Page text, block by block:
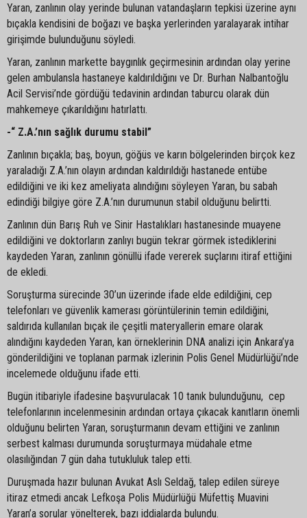
Yaran, zanlının olay yerinde bulunan vatandaşların tepkisi üzerine aynı
bıçakla kendisini de boğazı ve başka yerlerinden yaralayarak intihar
girişimde bulunduğunu söyledi.
Yaran, zanlının markette baygınlık geçirmesinin ardından olay yerine
gelen ambulansla hastaneye kaldırıldığını ve Dr. Burhan Nalbantoğlu
Acil Servisi’nde gördüğü tedavinin ardından taburcu olarak dün
mahkemeye çıkarıldığını hatırlattı.
-“ Z.A.’nın sağlık durumu stabil”
Zanlının bıçakla; baş, boyun, göğüs ve karın bölgelerinden birçok kez
yaraladığı Z.A.’nın olayın ardından kaldırıldığı hastanede entübe
edildiğini ve iki kez ameliyata alındığını söyleyen Yaran, bu sabah
edindiği bilgiye göre Z.A.’nın durumunun stabil olduğunu belirtti.
Zanlının dün Barış Ruh ve Sinir Hastalıkları hastanesinde muayene
edildiğini ve doktorların zanlıyı bugün tekrar görmek istediklerini
kaydeden Yaran, zanlının gönüllü ifade vererek suçlarını itiraf ettiğini
de ekledi.
Soruşturma sürecinde 30’un üzerinde ifade elde edildiğini, cep
telefonları ve güvenlik kamerası görüntülerinin temin edildiğini,
saldırıda kullanılan bıçak ile çeşitli materyallerin emare olarak
alındığını kaydeden Yaran, kan örneklerinin DNA analizi için Ankara’ya
gönderildiğini ve toplanan parmak izlerinin Polis Genel Müdürlüğü’nde
incelemede olduğunu ifade etti.
Bugün itibariyle ifadesine başvurulacak 10 tanık bulunduğunu, cep
telefonlarının incelenmesinin ardından ortaya çıkacak kanıtların önemli
olduğunu belirten Yaran, soruşturmanın devam ettiğini ve zanlının
serbest kalması durumunda soruşturmaya müdahale etme
olasılığından 7 gün daha tutukluluk talep etti.
Duruşmada hazır bulunan Avukat Aslı Seldağ, talep edilen süreye
itiraz etmedi ancak Lefkoşa Polis Müdürlüğü Müfettiş Muavini
Yaran’a sorular yönelterek, bazı iddialarda bulundu.